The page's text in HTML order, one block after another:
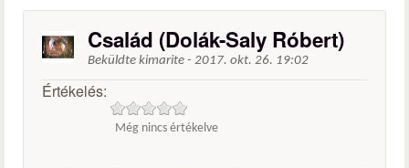
Család (Dolák-Saly Róbert)
Beküldte kimarite - 2017. okt. 26. 19:02
Értékelés:
Még nincs értékelve